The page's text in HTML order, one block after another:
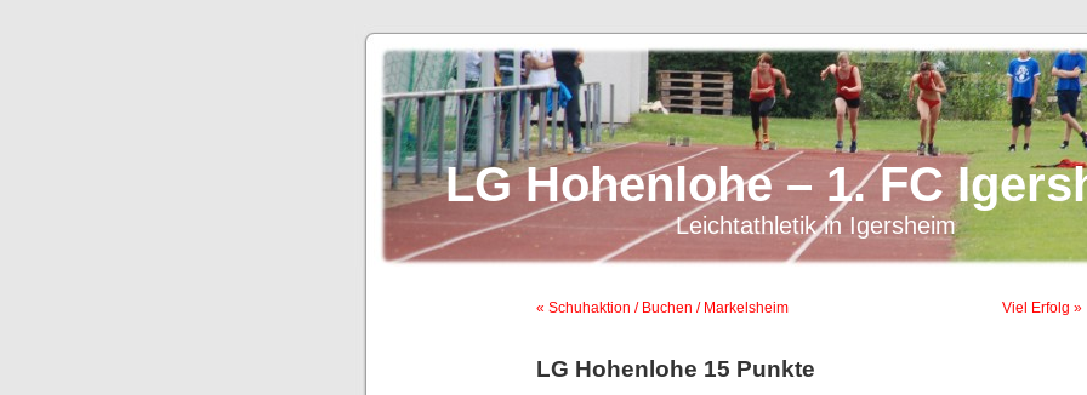
LG Hohenlohe – 1. FC
Leichtathletik in Igersheim
« Schuhaktion / Buchen / Markelsheim Viel Erfolg »
LG Hohenlohe 15 Punkte